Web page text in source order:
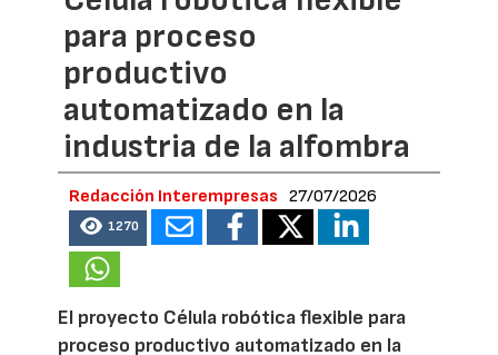
para proceso
productivo
automatizado en la
industria de la alfombra
Redacción Interempresas 27/07/2026
1270
El proyecto Célula robótica flexible para
proceso productivo automatizado en la